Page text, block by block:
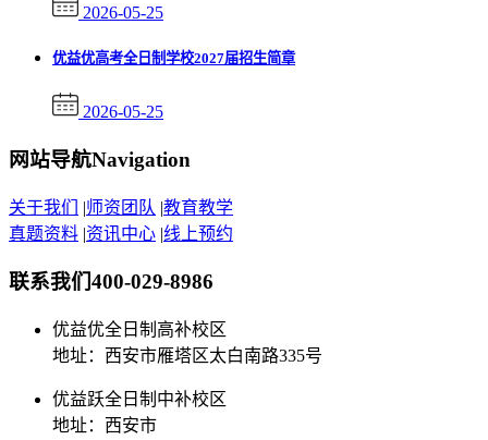
2026-05-25
优益优高考全日制学校2027届招生简章
2026-05-25
网站导航Navigation
关于我们 |师资团队 |教育教学
真题资料 |资讯中心 |线上预约
联系我们400-029-8986
优益优全日制高补校区
地址：西安市雁塔区太白南路335号
优益跃全日制中补校区
地址：西安市